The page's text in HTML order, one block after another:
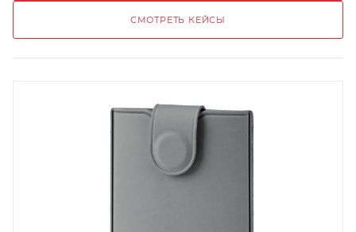
СМОТРЕТЬ КЕЙСЫ